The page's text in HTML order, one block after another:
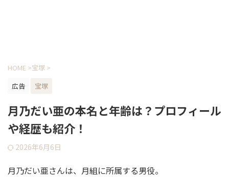
HOME >宝塚 >
広告
宝塚
月乃だい亜の本名と年齢は？プロフィール
や経歴も紹介！
2026年6月6日
月乃だい亜さんは、月組に所属する男役。